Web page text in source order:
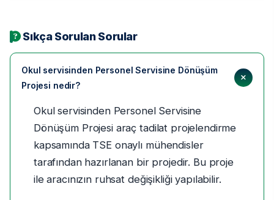
Sıkça Sorulan Sorular
Okul servisinden Personel Servisine Dönüşüm
Projesi nedir?
Okul servisinden Personel Servisine
Dönüşüm Projesi araç tadilat projelendirme
kapsamında TSE onaylı mühendisler
tarafından hazırlanan bir projedir. Bu proje
ile aracınızın ruhsat değişikliği yapılabilir.